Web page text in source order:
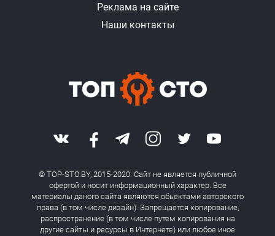
Реклама на сайте
Наши контакты
© TOP-STO.BY, 2015-2020. Сайт не является публичной
офертой и носит информационный характер. Все
материалы даного сайта являются обьектами авторского
права (в том числе дизайн). Запрещается копирование,
распространение (в том числе путем копирования на
другие сайты и ресурсы в Интернете) или любое иное